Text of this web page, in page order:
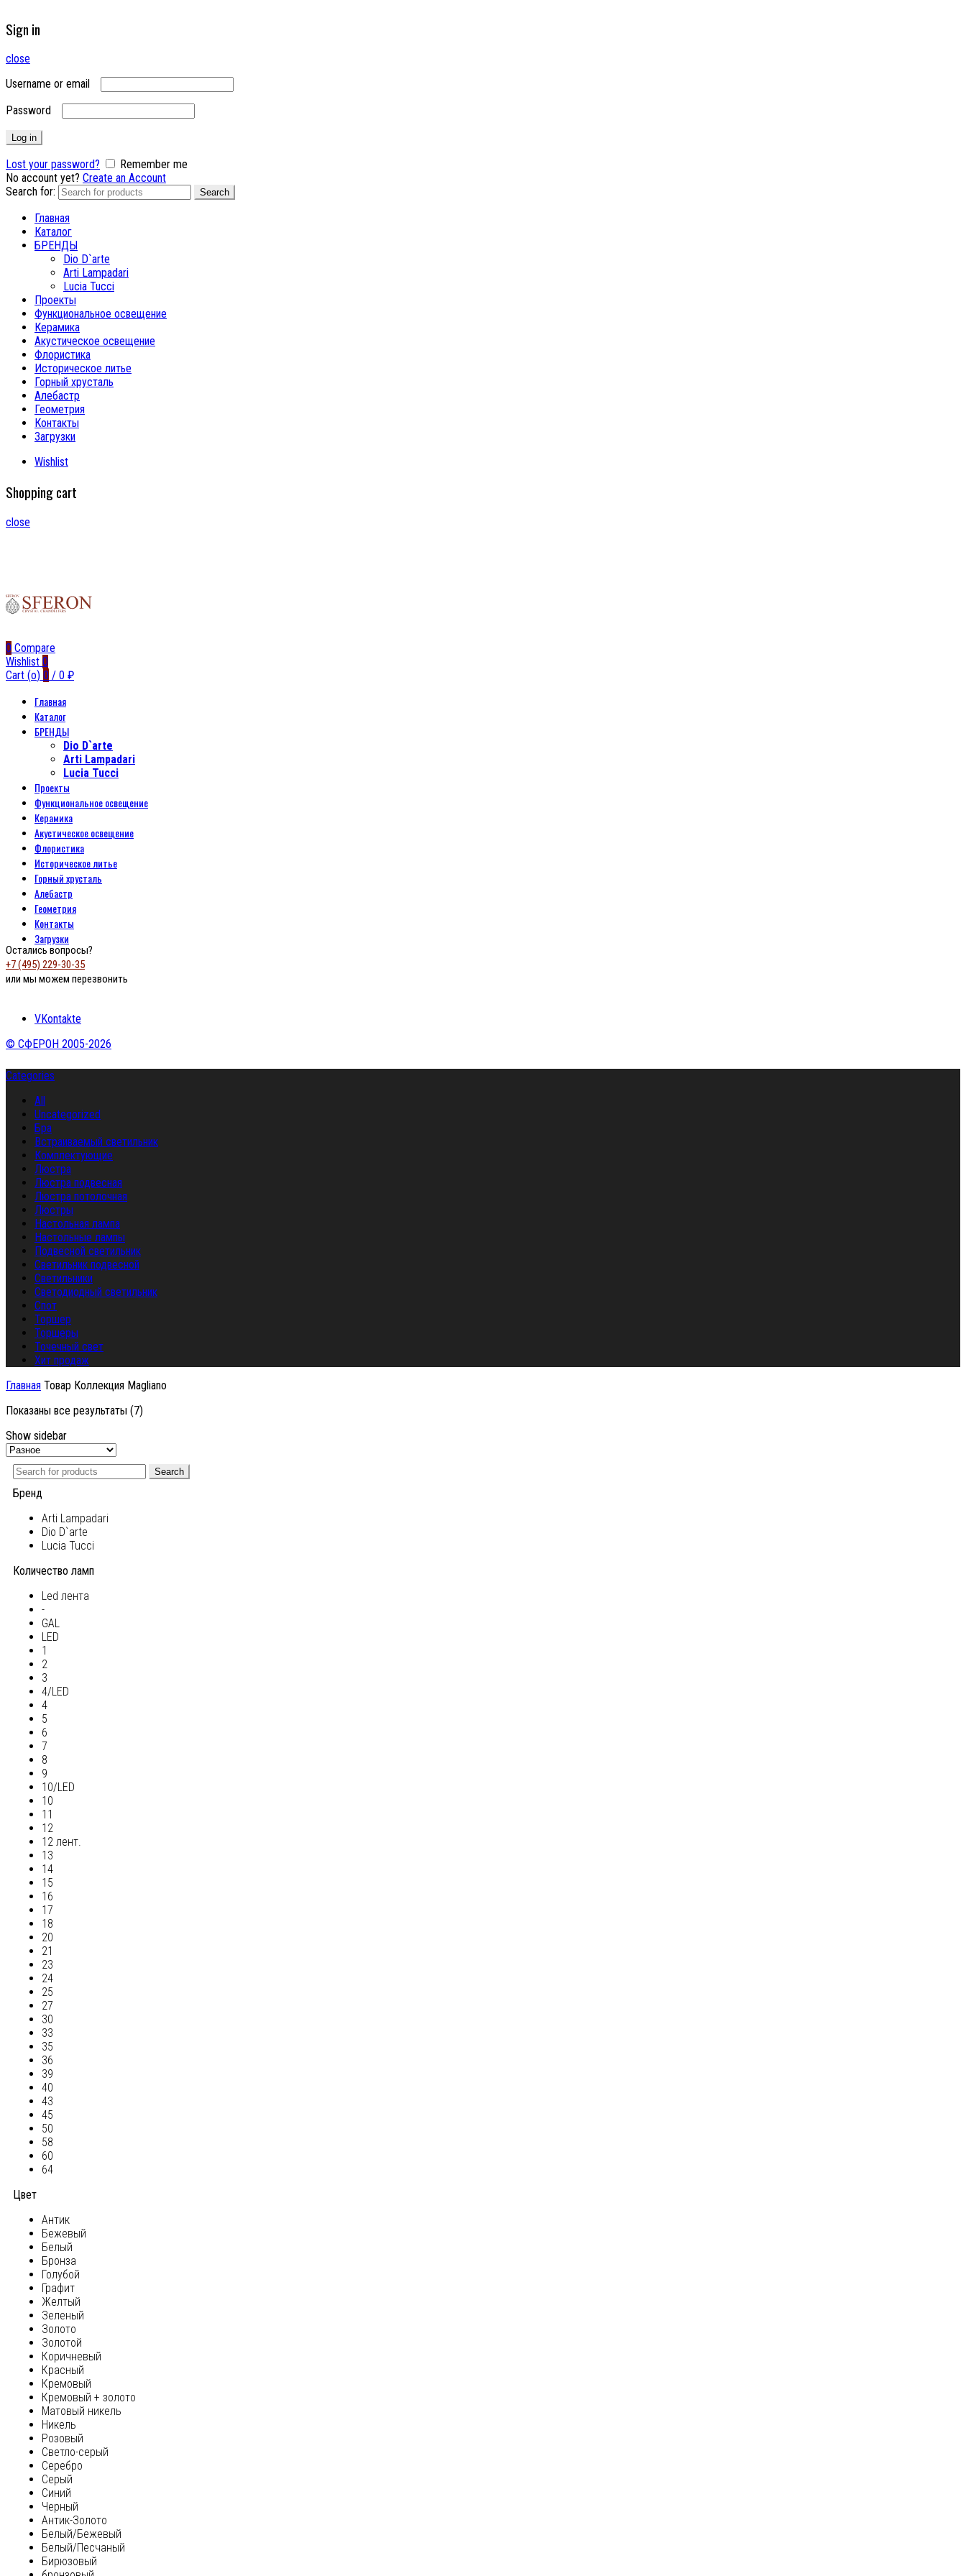
Sign in
close
Username or email
Password
Log in
Lost your password?
Remember me
No account yet? Create an Account
Search for:
Search
Главная
Каталог
БРЕНДЫ
Dio D`arte
Arti Lampadari
Lucia Tucci
Проекты
Функциональное освещение
Керамика
Акустическое освещение
Флористика
Историческое литье
Горный хрусталь
Алебастр
Геометрия
Контакты
Загрузки
Wishlist
Shopping cart
close
0 Compare
Wishlist 0
Cart (o) 0 / 0 ₽
Главная
Каталог
БРЕНДЫ
Dio D`arte
Arti Lampadari
Lucia Tucci
Проекты
Функциональное освещение
Керамика
Акустическое освещение
Флористика
Историческое литье
Горный хрусталь
Алебастр
Геометрия
Контакты
Загрузки
Остались вопросы?
+7 (495) 229-30-35
или мы можем перезвонить
VKontakte
© СФЕРОН 2005-2026
Categories
All
Uncategorized
Бра
Встраиваемый светильник
Комплектующие
Люстра
Люстра подвесная
Люстра потолочная
Люстры
Настольная лампа
Настольные лампы
Подвесной светильник
Светильник подвесной
Светильники
Светодиодный светильник
Спот
Торшер
Торшеры
Точечный свет
Хит продаж
Главная Товар Коллекция Magliano
Показаны все результаты (7)
Show sidebar
Search
Бренд
Arti Lampadari
Dio D`arte
Lucia Tucci
Количество ламп
Led лента
-
GAL
LED
1
2
3
4/LED
4
5
6
7
8
9
10/LED
10
11
12
12 лент.
13
14
15
16
17
18
20
21
23
24
25
27
30
33
35
36
39
40
43
45
50
58
60
64
Цвет
Антик
Бежевый
Белый
Бронза
Голубой
Графит
Желтый
Зеленый
Золото
Золотой
Коричневый
Красный
Кремовый
Кремовый + золото
Матовый никель
Никель
Розовый
Светло-серый
Серебро
Серый
Синий
Черный
Антик-Золото
Белый/Бежевый
Белый/Песчаный
Бирюзовый